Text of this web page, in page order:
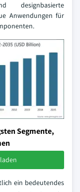
designbasierte
Anwendungen für
Segmente,
ein bedeutendes